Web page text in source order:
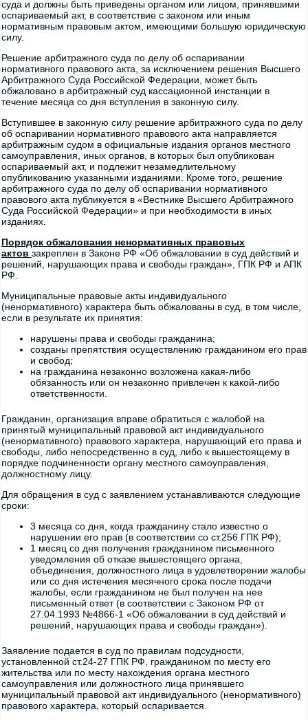
суда и должны быть приведены органом или лицом, принявшими
оспариваемый акт, в соответствие с законом или иным
нормативным правовым актом, имеющими большую юридическую
силу.
Решение арбитражного суда по делу об оспаривании
нормативного правового акта, за исключением решения Высшего
Арбитражного Суда Российской Федерации, может быть
обжаловано в арбитражный суд кассационной инстанции в
течение месяца со дня вступления в законную силу.
Вступившее в законную силу решение арбитражного суда по делу
об оспаривании нормативного правового акта направляется
арбитражным судом в официальные издания органов местного
самоуправления, иных органов, в которых был опубликован
оспариваемый акт, и подлежит незамедлительному
опубликованию указанными изданиями. Кроме того, решение
арбитражного суда по делу об оспаривании нормативного
правового акта публикуется в «Вестнике Высшего Арбитражного
Суда Российской Федерации» и при необходимости в иных
изданиях.
Порядок обжалования ненормативных правовых
актов закреплен в Законе РФ «Об обжаловании в суд действий и
решений, нарушающих права и свободы граждан», ГПК РФ и АПК
РФ.
Муниципальные правовые акты индивидуального
(ненормативного) характера быть обжалованы в суд, в том числе,
если в результате их принятия:
нарушены права и свободы гражданина;
созданы препятствия осуществлению гражданином его прав
и свобод;
на гражданина незаконно возложена какая-либо
обязанность или он незаконно привлечен к какой-либо
ответственности.
Гражданин, организация вправе обратиться с жалобой на
принятый муниципальный правовой акт индивидуального
(ненормативного) правового характера, нарушающий его права и
свободы, либо непосредственно в суд, либо к вышестоящему в
порядке подчиненности органу местного самоуправления,
должностному лицу.
Для обращения в суд с заявлением устанавливаются следующие
сроки:
3 месяца со дня, когда гражданину стало известно о
нарушении его прав (в соответствии со ст.256 ГПК РФ);
1 месяц со дня получения гражданином письменного
уведомления об отказе вышестоящего органа,
объединения, должностного лица в удовлетворении жалобы
или со дня истечения месячного срока после подачи
жалобы, если гражданином не был получен на нее
письменный ответ (в соответствии с Законом РФ от
27.04.1993 №4866-1 «Об обжаловании в суд действий и
решений, нарушающих права и свободы граждан»).
Заявление подается в суд по правилам подсудности,
установленной ст.24-27 ГПК РФ, гражданином по месту его
жительства или по месту нахождения органа местного
самоуправления или должностного лица принявшего
муниципальный правовой акт индивидуального (ненормативного)
правового характера, который оспаривается.